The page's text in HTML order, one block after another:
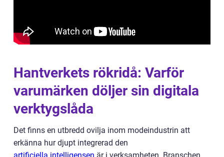
Hantverkets rökridå: Varför
varumärken döljer sin digitala
verktygslåda
Det finns en utbredd ovilja inom modeindustrin att
erkänna hur djupt integrerad den